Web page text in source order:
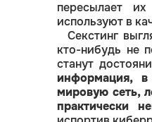
пересылает
используют в
Секстинг
кто-нибудь не
станут
информация,
мировую сеть,
практически